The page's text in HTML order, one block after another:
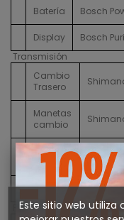
Batería Bosch
Display
Bosch
Transmisión
Cambio
Trasero
Manetas
cambio
Plato
FSA
38t
Cassette
Frenos
Este sitio web utiliza